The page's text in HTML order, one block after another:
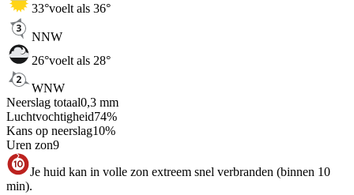
33°voelt als 36°
NNW
26°voelt als 28°
WNW
Neerslag totaal0,3 mm
Luchtvochtigheid74%
Kans op neerslag10%
Uren zon9
Je huid kan in volle zon extreem snel verbranden (binnen 10
min).